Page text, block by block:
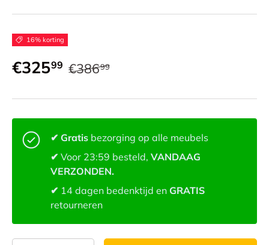
16% korting
€32599 €38699
✔ Gratis bezorging op alle meubels
✔ Voor 23:59 besteld, VANDAAG
VERZONDEN.
✔ 14 dagen bedenktijd en GRATIS
retourneren